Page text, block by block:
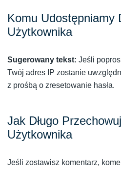
Komu Udostępniamy
Użytkownika
Sugerowany tekst: Jeśli
Twój adres IP zostanie
z prośbą o zresetowanie hasła.
Jak Długo
Użytkownika
Jeśli zostawisz komentarz,